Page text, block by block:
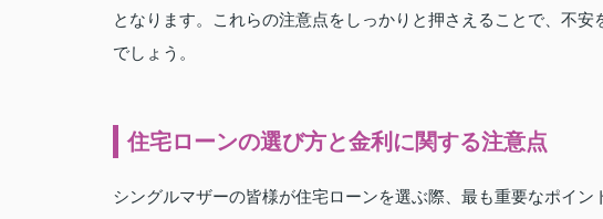
となります。これらの注意点をしっかりと押さえることで、不
でしょう。
住宅ローンの選び方と金利に関する注意点
シングルマザーの皆様が住宅ローンを選ぶ際、最も重要なポイ